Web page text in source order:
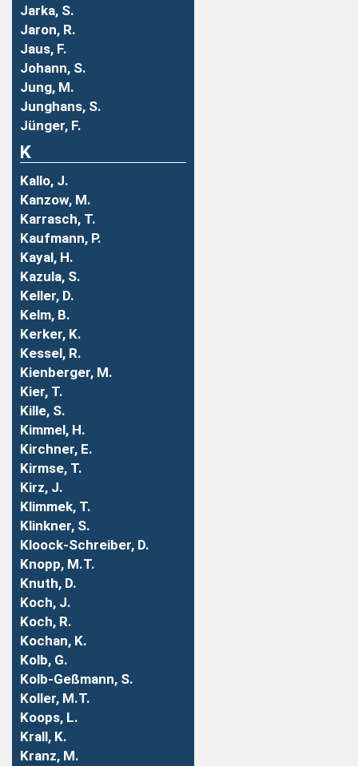
Jarka, S.
Jaron, R.
Jaus, F.
Johann, S.
Jung, M.
Junghans, S.
Jünger, F.
K
Kallo, J.
Kanzow, M.
Karrasch, T.
Kaufmann, P.
Kayal, H.
Kazula, S.
Keller, D.
Kelm, B.
Kerker, K.
Kessel, R.
Kienberger, M.
Kier, T.
Kille, S.
Kimmel, H.
Kirchner, E.
Kirmse, T.
Kirz, J.
Klimmek, T.
Klinkner, S.
Kloock-Schreiber, D.
Knopp, M.T.
Knuth, D.
Koch, J.
Koch, R.
Kochan, K.
Kolb, G.
Kolb-Geßmann, S.
Koller, M.T.
Koops, L.
Krall, K.
Kranz, M.